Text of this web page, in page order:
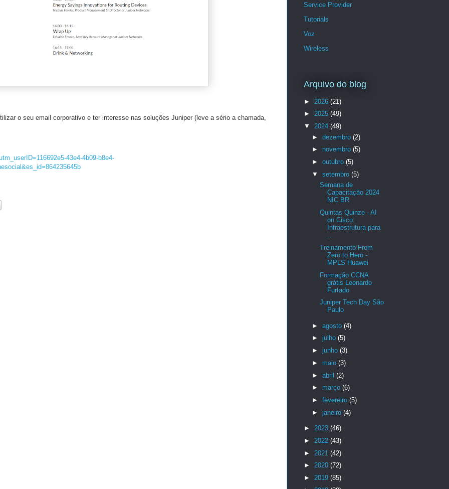
o seu email corporativo e ter interesse nas soluções Juniper (leve a sério a chamada,
43e4-4b09-b8e4-
Service Provider
Tutorials
Voz
Wireless
Arquivo do blog
► 2026 (21)
► 2025 (49)
▼ 2024 (49)
► dezembro (2)
► novembro (5)
► outubro (5)
▼ setembro (5)
Semana de
Capacitação 2024
NIC BR
Quintas Quinze - AI
on Cisco:
Infraestrutura para
...
Treinamento From
Zero to Hero -
MPLS Huawei
Formação CCNA
grátis Leonardo
Furtado
Juniper Tech Day São
Paulo
► agosto (4)
► julho (5)
► junho (3)
► maio (3)
► abril (2)
► março (6)
► fevereiro (5)
► janeiro (4)
► 2023 (46)
► 2022 (43)
► 2021 (42)
► 2020 (72)
► 2019 (85)